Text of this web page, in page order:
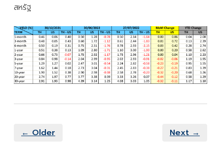
สหรัฐ
← Older Next →